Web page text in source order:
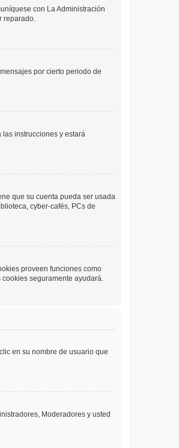
con La Administración
reparado.
por cierto periodo de
las instrucciones y estará
que su cuenta pueda ser usada
cyber-cafés, PCs de
proveen funciones como
seguramente ayudará.
en su nombre de usuario que
Moderadores y usted